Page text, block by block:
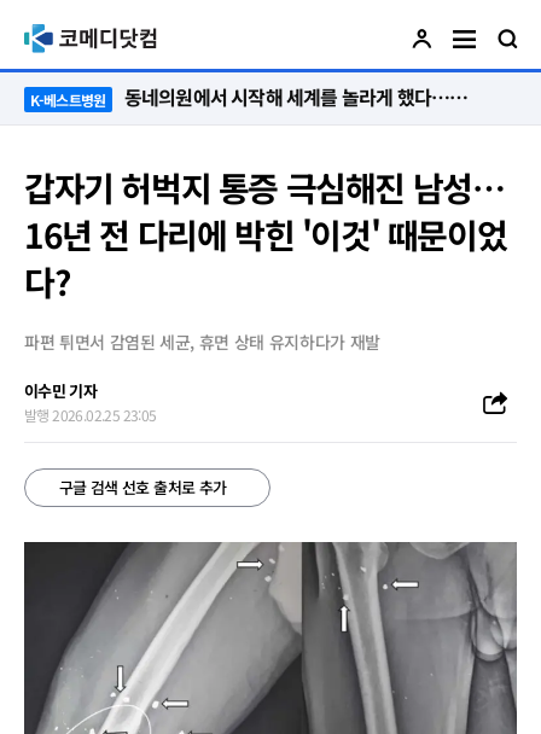
K-베스트병원 “절대 먼저 말하지 않아요. 대신 먼저 듣습니다”
갑자기 허벅지 통증 극심해진 남성…
16년 전 다리에 박힌 '이것' 때문이었
다?
파편 튀면서 감염된 세균, 휴면 상태 유지하다가 재발
이수민 기자
발행 2026.02.25 23:05
구글 검색 선호 출처로 추가